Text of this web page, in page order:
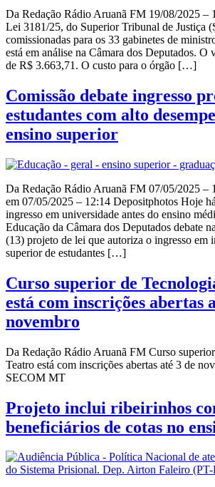
Da Redação Rádio Aruanã FM 19/08/2025
Lei 3181/25, do Superior Tribunal de Justiça
comissionadas para os 33 gabinetes de
está em análise na Câmara dos Deputados. O
de R$ 3.663,71. O custo para o órgão […]
Comissão debate ingresso
estudantes com alto
ensino superior
Da Redação Rádio Aruanã FM 07/05/2025
em 07/05/2025 – 12:14 Depositphotos Hoje
ingresso em universidade antes do ensino
Educação da Câmara dos Deputados debate
(13) projeto de lei que autoriza o ingresso em
superior de estudantes […]
Curso superior de
está com inscrições abertas
novembro
Da Redação Rádio Aruanã FM Curso
Teatro está com inscrições abertas até 3 de
SECOM MT
Projeto inclui ribeirinhos
beneficiários de cotas no